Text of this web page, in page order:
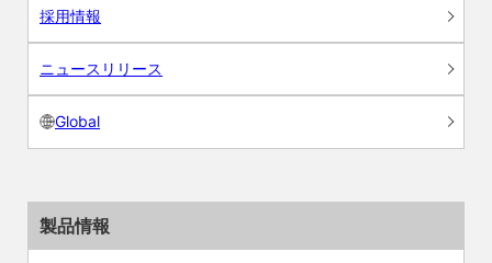
採用情報
ニュースリリース
Global
製品情報